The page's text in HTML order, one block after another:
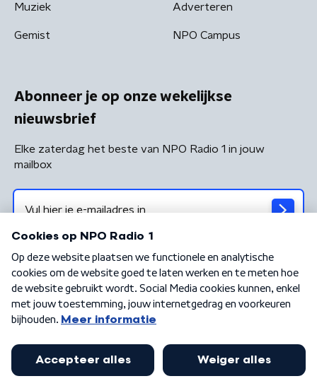
Muziek
Gemist
Adverteren
NPO Campus
Abonneer je op onze wekelijkse
nieuwsbrief
Elke zaterdag het beste van NPO Radio 1 in jouw
mailbox
Algemene voorwaarden